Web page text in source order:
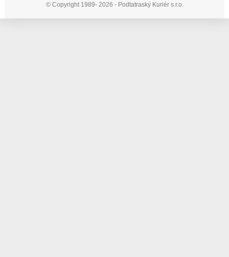
© Copyright 1989- 2026 - Podtatraský Kuriér s.r.o.